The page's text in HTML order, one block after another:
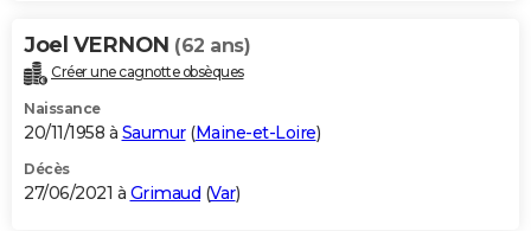
Joel VERNON (62 ans)
Créer une cagnotte obsèques
Naissance
20/11/1958 à Saumur(Maine-et-Loire)
Décès
27/06/2021 à Grimaud (Var)